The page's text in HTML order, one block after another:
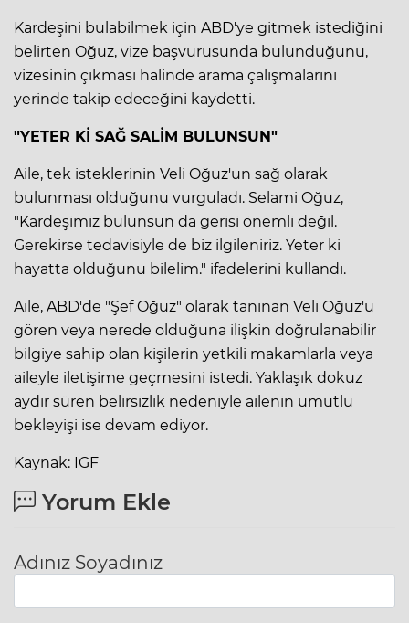
Kardeşini bulabilmek için ABD'ye gitmek istediğini
belirten Oğuz, vize başvurusunda bulunduğunu,
vizesinin çıkması halinde arama çalışmalarını
yerinde takip edeceğini kaydetti.
"YETER Kİ SAĞ SALİM BULUNSUN"
Aile, tek isteklerinin Veli Oğuz'un sağ olarak
bulunması olduğunu vurguladı. Selami Oğuz,
"Kardeşimiz bulunsun da gerisi önemli değil.
Gerekirse tedavisiyle de biz ilgileniriz. Yeter ki
hayatta olduğunu bilelim." ifadelerini kullandı.
Aile, ABD'de "Şef Oğuz" olarak tanınan Veli Oğuz'u
gören veya nerede olduğuna ilişkin doğrulanabilir
bilgiye sahip olan kişilerin yetkili makamlarla veya
aileyle iletişime geçmesini istedi. Yaklaşık dokuz
aydır süren belirsizlik nedeniyle ailenin umutlu
bekleyişi ise devam ediyor.
Kaynak: IGF
Yorum Ekle
Adınız Soyadınız